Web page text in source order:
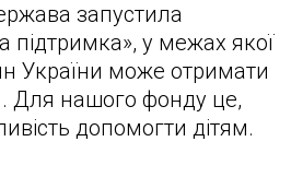
запустила
підтримка», у межах якої
України може отримати
Для нашого фонду це,
допомогти дітям.